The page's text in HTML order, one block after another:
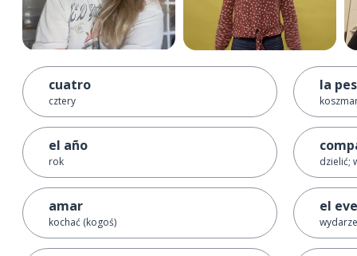
cuatro
cztery
el año
rok
amar
kochać (kogoś)
la
dzielić;
el